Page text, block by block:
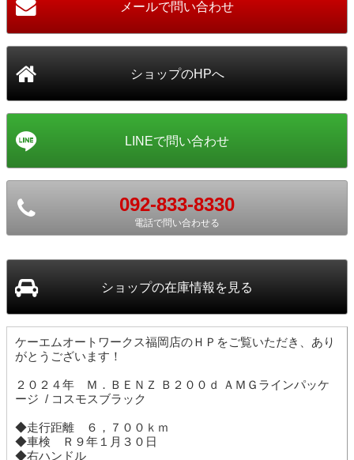
092-833-8330
電話で問い合わせる
ショップの在庫情報を見る
ケーエムオートワークス福岡店のＨＰをご覧いただき、あり
がとうございます！
２０２４年 Ｍ．ＢＥＮＺ Ｂ２００ｄ ＡＭＧラインパッケ
ージ / コスモスブラック
◆走行距離 ６，７００ｋｍ
◆車検 Ｒ９年１月３０日
◆右ハンドル